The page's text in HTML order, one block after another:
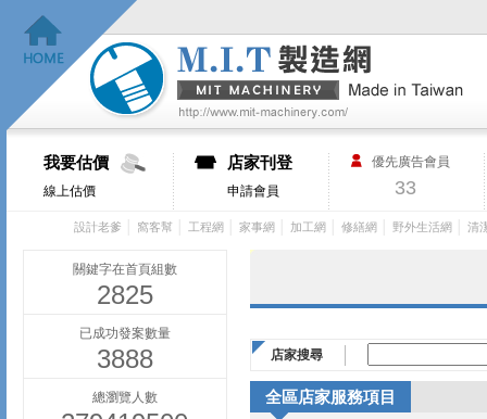
我要估價
線上估價
店家刊登
申請會員
優先廣告會員
33
設計老爹 窩客幫 工程網 家事網 加工網 修繕網 野外生活網 清
關鍵字在首頁組數
2825
已成功發案數量
3888
總瀏覽人數
店家搜尋
全區店家服務項目